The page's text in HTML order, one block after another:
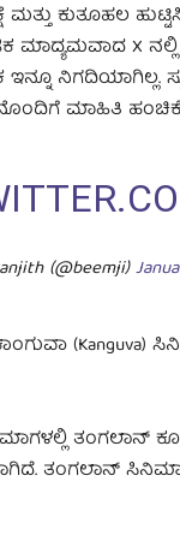
ಮತ್ತು ಕುತೂಹಲ
ಮಾದ್ಯಮವಾದ X
ನಿಗದಿಯಾಗಿಲ್ಲ.
ಮಾಹಿತಿ
(@beemji)
(Kanguva)
ತಂಗಲಾನ್
ತಂಗಲಾನ್ ಸಿನಿಮಾದ